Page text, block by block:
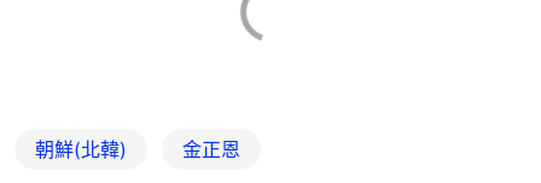
朝鮮(北韓) 金正恩